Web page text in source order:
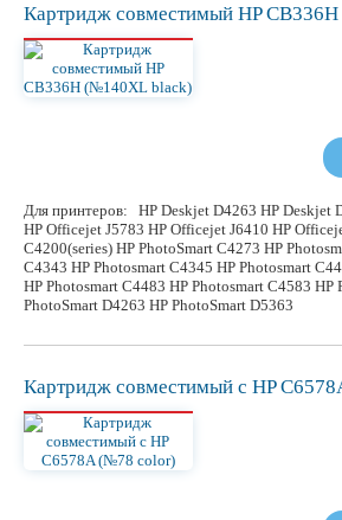
Картридж совместимый HP
Для принтеров: HP Deskjet D4263 HP Deskjet
HP Officejet J5783 HP Officejet J6410 HP
C4200(series) HP PhotoSmart C4273 HP
C4343 HP Photosmart C4345 HP Photosmart
HP Photosmart C4483 HP Photosmart C4583 HP
PhotoSmart D4263 HP PhotoSmart D5363
Картридж совместимый c HP